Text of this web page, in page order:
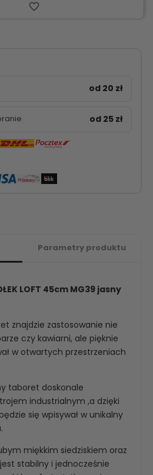
favorite_border
od 20 zł
od 25 zł
Parametry produktu
LOFT 45cm MG39 jasny
znajdzie zastosowanie nie
czy kawiarni, ale pięknie
w otwartych przestrzeniach
y taboret doskonale
industrialnym ,a dzięki
się wpisywał w unikalny
miękkim siedziskiem oraz
stabilny i jednocześnie